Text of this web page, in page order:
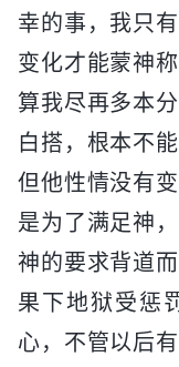
幸的事，我只
变化才能蒙神
算我尽再多本
白搭，根本不
但他性情没有
是为了满足神
神的要求背道
果下地狱受惩
心，不管以后